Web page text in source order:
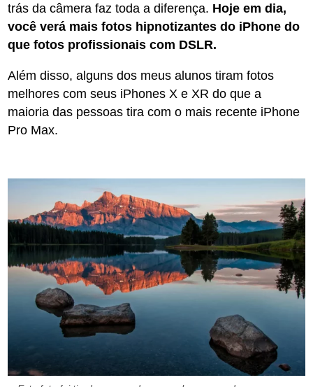
trás da câmera faz toda a diferença. Hoje em dia,
você verá mais fotos hipnotizantes do iPhone do
que fotos profissionais com DSLR.
Além disso, alguns dos meus alunos tiram fotos
melhores com seus iPhones X e XR do que a
maioria das pessoas tira com o mais recente iPhone
Pro Max.